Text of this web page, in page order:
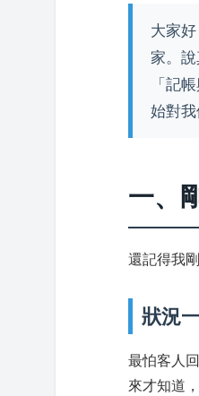
大家
家。
「記
始對
一、
還記得我
狀況
最怕客人
來才知道